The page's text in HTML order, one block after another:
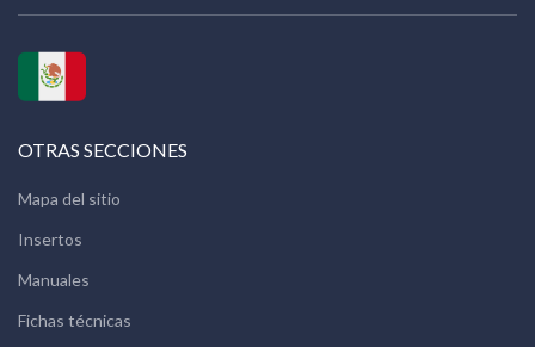
OTRAS SECCIONES
Mapa del sitio
Insertos
Manuales
Fichas técnicas